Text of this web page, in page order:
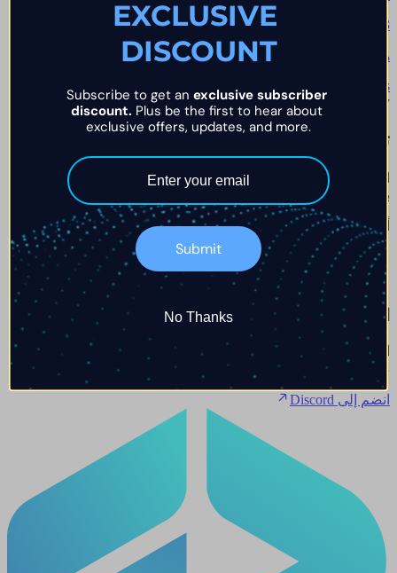
03
هل هناك حد أدنى مطلوب لطلبات السحب؟
Browse all chapters
The Briefing · Weekly
تقدم في عالم التداول
استقبل أبرز التحديثات وتقارير الصفقات والدفعات مباشرة إلى
بريدك.
أدخل بريدك الإلكتروني
انضم إلى مجتمعنا
اطّلع على تحليلات السوق الفورية، تواصل مع متداولي Prop، واستفد
من خبرات المحترفين.
انضم إلى Discord
EXCLUSIVE
DISCOUNT
Subscribe to get an exclusive subscriber
discount. Plus be the first to hear about
exclusive offers, updates, and more.
Submit
No Thanks